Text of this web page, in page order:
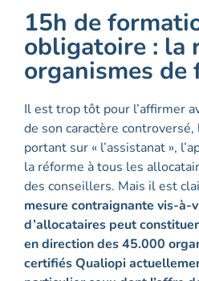
15h de
obligatoire : la
organismes de
Il est trop tôt pour l’affirmer
de son caractère
portant sur « l’assistanat »,
la réforme à tous les
des conseillers. Mais il est
mesure contraignante vis-à-
d’allocataires peut
en direction des 45.000
certifiés Qualiopi